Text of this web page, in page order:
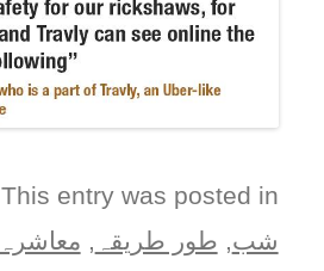
This entry was posted in
شب, طور طريقہ , معاشرہ